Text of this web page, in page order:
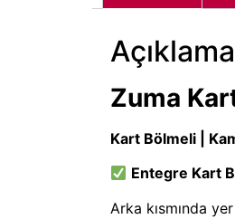
Açıklama
Zuma
Kart Bölmeli |
Entegre Kart
Arka kısmında